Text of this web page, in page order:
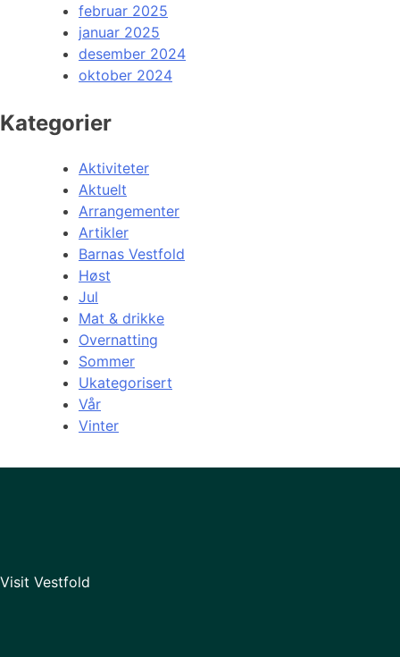
februar 2025
januar 2025
desember 2024
oktober 2024
Kategorier
Aktiviteter
Aktuelt
Arrangementer
Artikler
Barnas Vestfold
Høst
Jul
Mat & drikke
Overnatting
Sommer
Ukategorisert
Vår
Vinter
Visit Vestfold